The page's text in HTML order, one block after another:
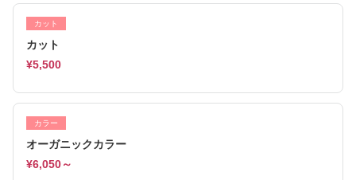
カット
カット
¥5,500
カラー
オーガニックカラー
¥6,050～